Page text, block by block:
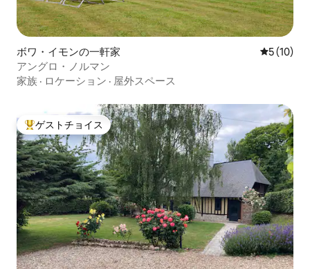
ボワ・イモンの一軒家 レビュー
5 (10)
アングロ・ノルマン
家族 · ロケーション · 屋外スペース
大好評のゲストチョイスです。
ゲストチョイス